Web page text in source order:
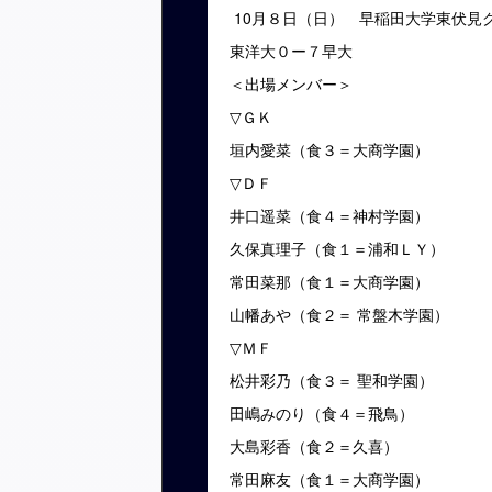
10月８日（日） 早稲田大学東伏見
東洋大０ー７早大
＜出場メンバー＞
▽ＧＫ
垣内愛菜（食３＝大商学園）
▽ＤＦ
井口遥菜（食４＝神村学園）
久保真理子（食１＝浦和ＬＹ）
常田菜那（食１＝大商学園）
山幡あや（食２＝ 常盤木学園）
▽ＭＦ
松井彩乃（食３＝ 聖和学園）
田嶋みのり（食４＝飛鳥）
大島彩香（食２＝久喜）
常田麻友（食１＝大商学園）